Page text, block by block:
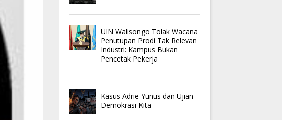
UIN Walisongo Tolak Wacana
Penutupan Prodi Tak Relevan
Industri: Kampus Bukan
Pencetak Pekerja
Kasus Adrie Yunus dan Ujian
Demokrasi Kita